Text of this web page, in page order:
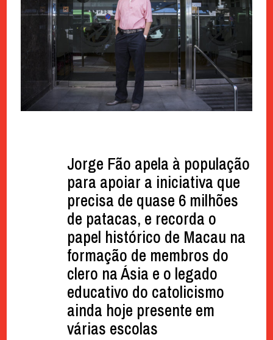
Jorge Fão apela à população
para apoiar a iniciativa que
precisa de quase 6 milhões
de patacas, e recorda o
papel histórico de Macau na
formação de membros do
clero na Ásia e o legado
educativo do catolicismo
ainda hoje presente em
várias escolas